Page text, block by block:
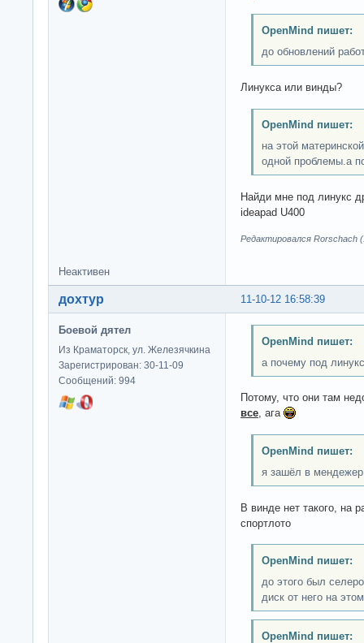
OpenMind пишет:
до обновлений
Линукса или винды?
OpenMind пишет:
на этой
одной проблемы.а
Найди мне под линукс
ideapad U400
Редактировался Rorschach
Неактивен
11-10-12 16:58:39
дохтур
Боевой дятел
Из Краматорск, ул. Железячкина
Зарегистрирован: 30-11-09
Сообщений: 994
OpenMind пишет:
а почему под
Потому, что они там
все, ага
OpenMind пишет:
я зашёл в мендежер
В винде нет такого, на
спортлото
OpenMind пишет:
до этого был
диск от него на
OpenMind пишет: